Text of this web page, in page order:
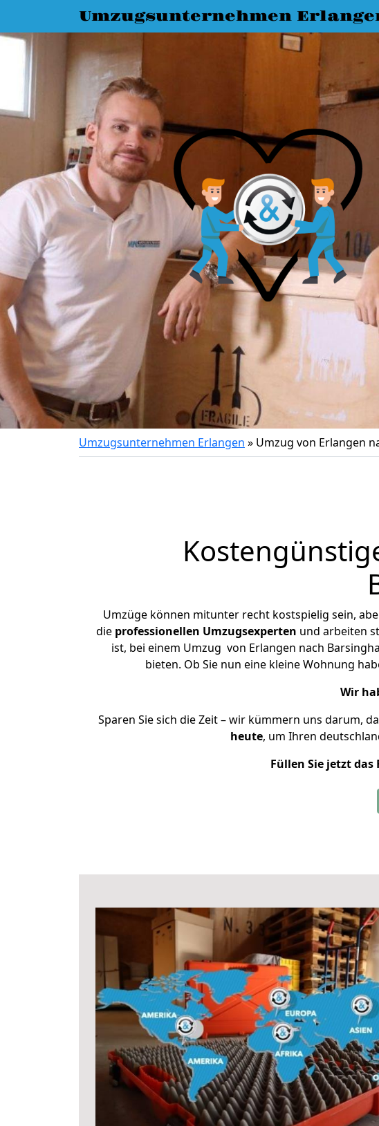
Umzugsunternehmen
Umzugsunternehmen Erlangen » Umzug von Erlangen
Umzüge können mitunter recht kostspielig sein,
die professionellen Umzugsexperten und arbeiten
ist, bei einem Umzug von Erlangen nach
bieten. Ob Sie nun eine kleine Wohnung
Wir
Sparen Sie sich die Zeit – wir kümmern uns darum,
heute, um Ihren
Füllen Sie jetzt